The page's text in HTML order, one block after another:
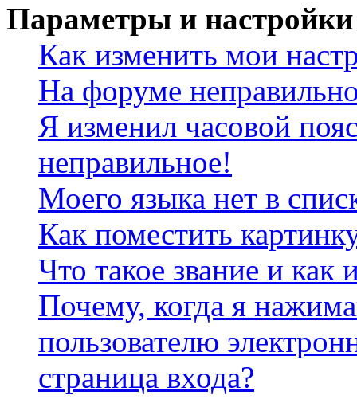
Параметры и настройки
Как изменить мои
На форуме
Я изменил часовой
неправильное!
Моего языка нет в
Как поместить
Что такое звание и как
Почему, когда я
пользователю
страница входа?